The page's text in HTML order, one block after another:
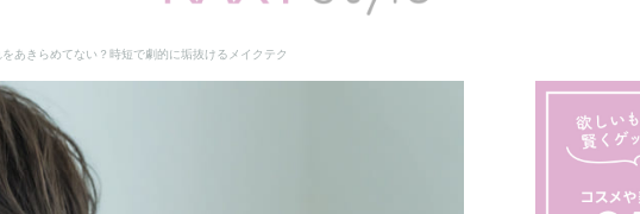
Rakuten Link
あきらめてない？時短で劇的に垢抜けるメイクテク